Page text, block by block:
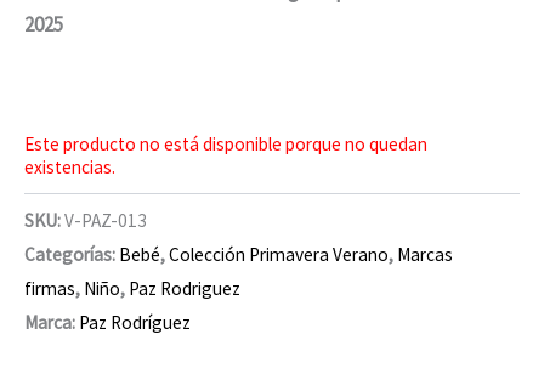
2025
Este producto no está disponible porque no quedan
existencias.
SKU:V-PAZ-013
Categorías: Bebé,Colección Primavera Verano, Marcas
firmas, Niño, Paz Rodriguez
Marca: Paz Rodríguez